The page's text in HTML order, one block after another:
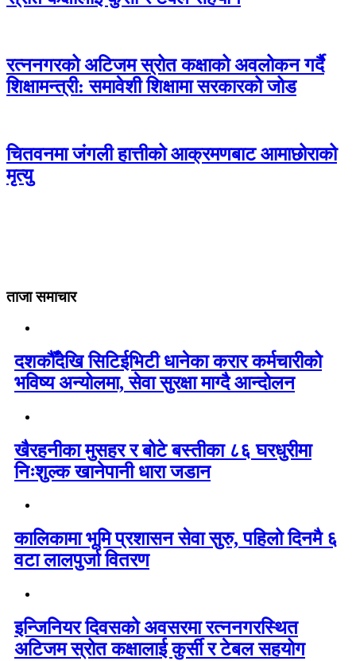
रत्ननगरको अटिजम स्रोत कक्षाको अवलोकन गर्दै
शिक्षामन्त्री: समावेशी शिक्षामा सरकारको जोड
चितवनमा जंगली हात्तीको आक्रमणबाट आमाछोराको
मृत्यु
ताजा समाचार
दशकौँदेखि सिटिईभिटी धानेका करार कर्मचारीको
भविष्य अन्योलमा, सेवा सुरक्षा माग्दै आन्दोलन
खैरहनीका मुसहर र बोटे बस्तीका ८६ घरधुरीमा
निःशुल्क खानेपानी धारा जडान
कालिकामा भूमि प्रशासन सेवा सुरु, पहिलो दिनमै ६
वटा लालपुर्जा वितरण
इन्जिनियर दिवसको अवसरमा रत्ननगरस्थित
अटिजम स्रोत कक्षालाई कुर्सी र टेबल सहयोग